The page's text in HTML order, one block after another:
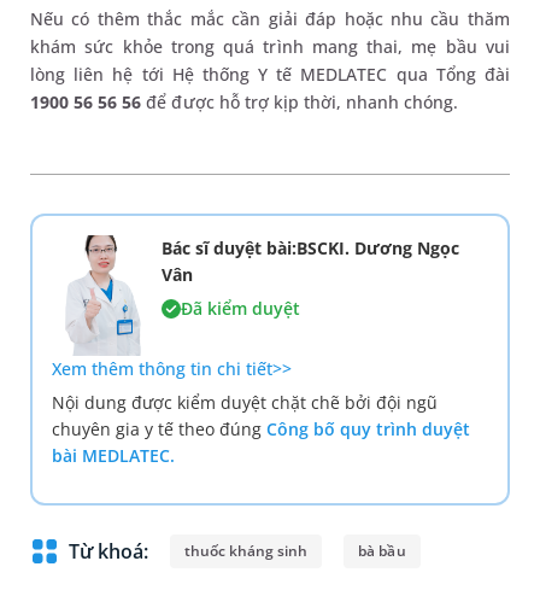
Nếu có thêm thắc mắc cần giải đáp hoặc nhu cầu thăm
khám sức khỏe trong quá trình mang thai, mẹ bầu vui
lòng liên hệ tới Hệ thống Y tế MEDLATEC qua Tổng đài
1900 56 56 56 để được hỗ trợ kịp thời, nhanh chóng.
Bác sĩ duyệt bài:BSCKI. Dương Ngọc
Vân
Đã kiểm duyệt
Xem thêm thông tin chi tiết>>
Nội dung được kiểm duyệt chặt chẽ bởi đội ngũ
chuyên gia y tế theo đúng Công bố quy trình duyệt
bài MEDLATEC.
Từ khoá: thuốc kháng sinh bà bầu